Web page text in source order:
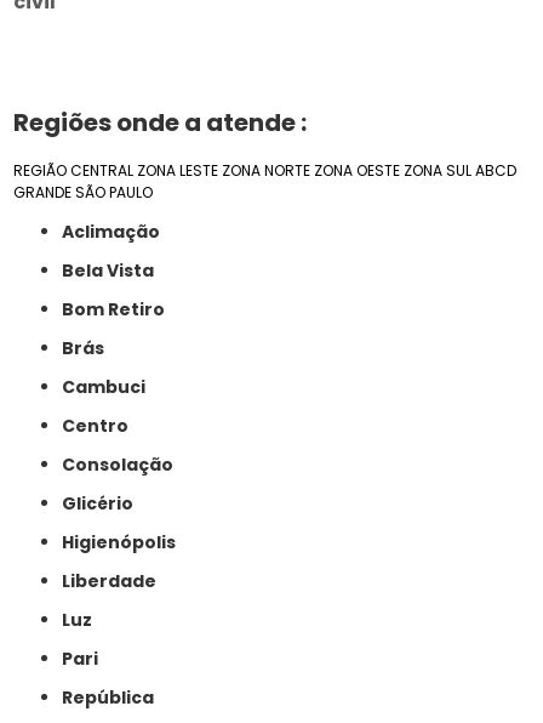
Regiões onde a atende :
REGIÃO CENTRAL ZONA LESTE ZONA NORTE ZONA OESTE ZONA SULABCD
GRANDE SÃO PAULO
Aclimação
Bela Vista
Bom Retiro
Brás
Cambuci
Centro
Consolação
Glicério
Higienópolis
Liberdade
Luz
Pari
República